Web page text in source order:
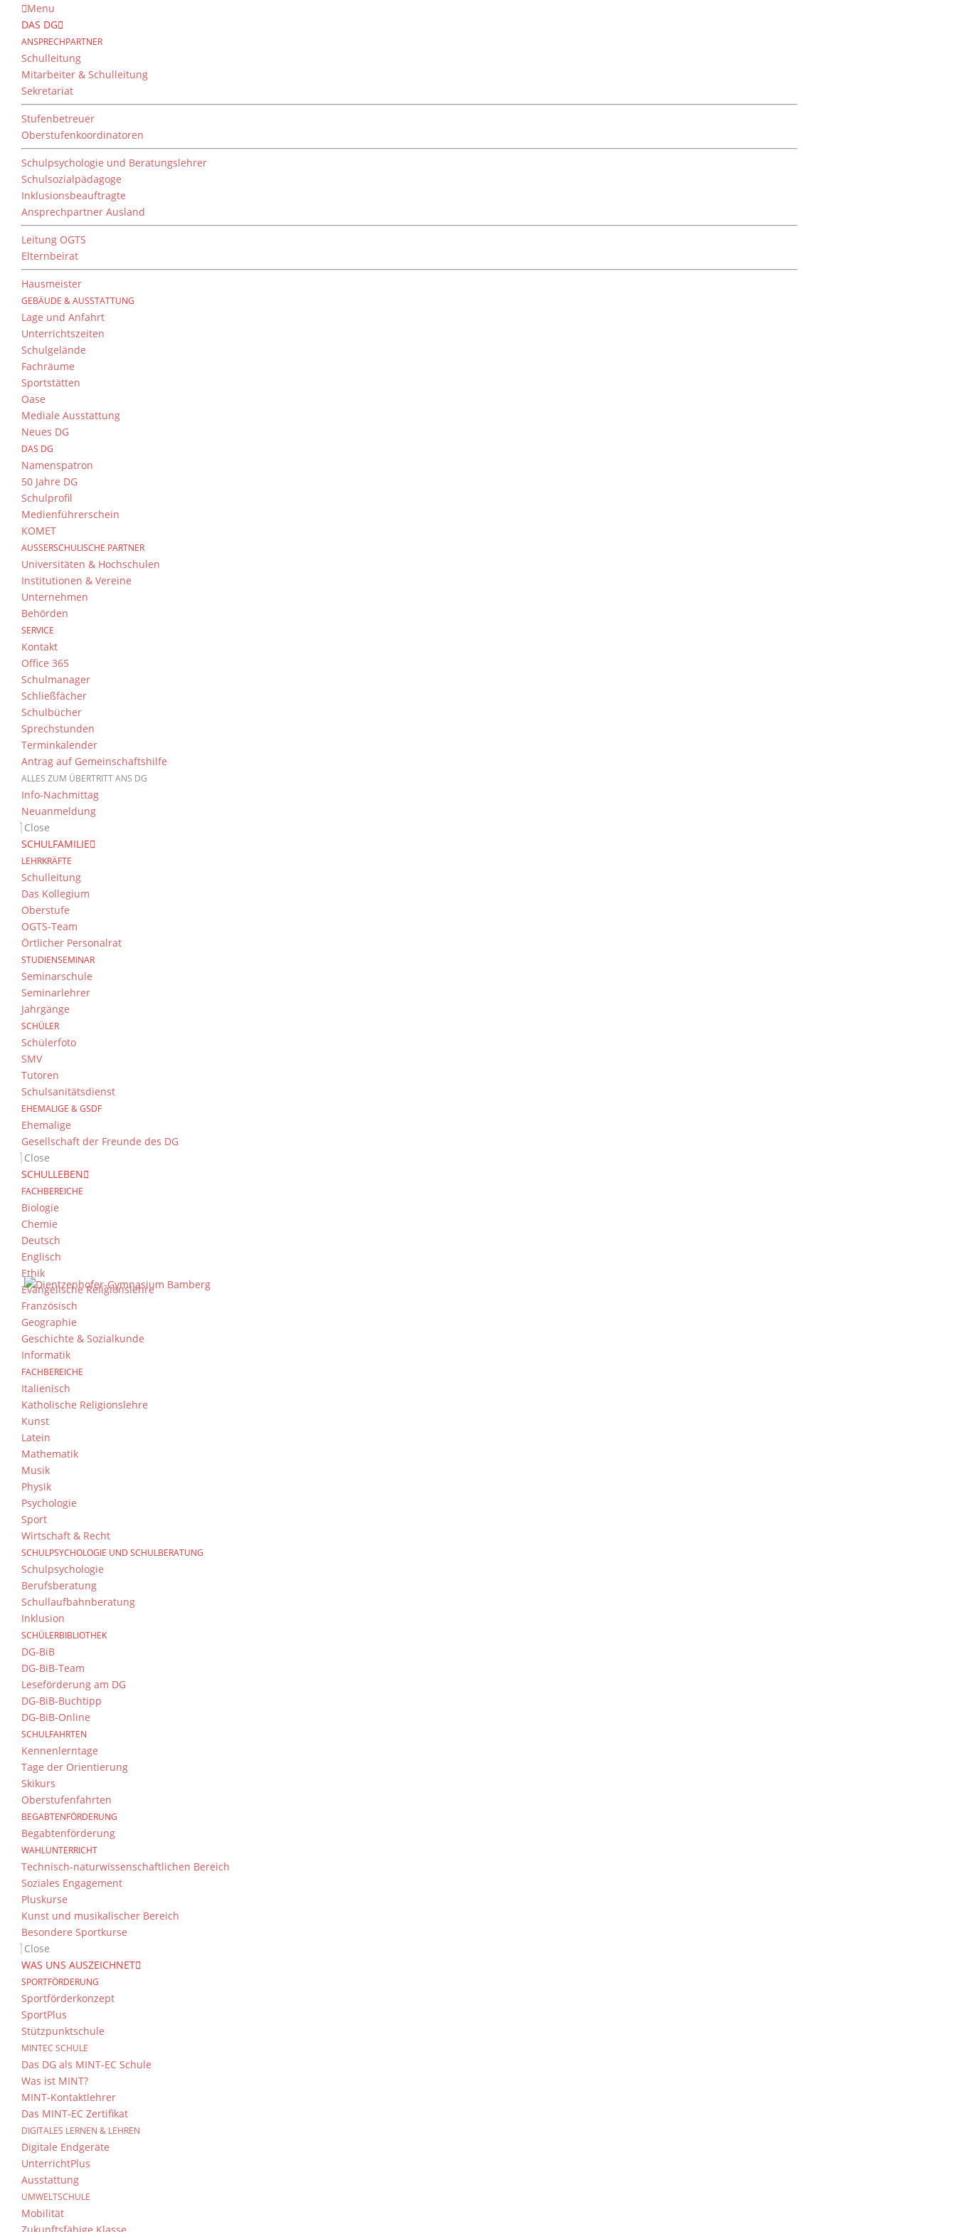
Menu
DAS DG
ANSPRECHPARTNER
Schulleitung
Mitarbeiter & Schulleitung
Sekretariat
Stufenbetreuer
Oberstufenkoordinatoren
Schulpsychologie und Beratungslehrer
Schulsozialpädagoge
Inklusionsbeauftragte
Ansprechpartner Ausland
Leitung OGTS
Elternbeirat
Hausmeister
GEBÄUDE & AUSSTATTUNG
Lage und Anfahrt
Unterrichtszeiten
Schulgelände
Fachräume
Sportstätten
Oase
Mediale Ausstattung
Neues DG
DAS DG
Namenspatron
50 Jahre DG
Schulprofil
Medienführerschein
KOMET
AUSSERSCHULISCHE PARTNER
Universitäten & Hochschulen
Institutionen & Vereine
Unternehmen
Behörden
SERVICE
Kontakt
Office 365
Schulmanager
Schließfächer
Schulbücher
Sprechstunden
Terminkalender
Antrag auf Gemeinschaftshilfe
ALLES ZUM ÜBERTRITT ANS DG
Info-Nachmittag
Neuanmeldung
Close
SCHULFAMILIE
LEHRKRÄFTE
Schulleitung
Das Kollegium
Oberstufe
OGTS-Team
Örtlicher Personalrat
STUDIENSEMINAR
Seminarschule
Seminarlehrer
Jahrgänge
SCHÜLER
Schülerfoto
SMV
Tutoren
Schulsanitätsdienst
EHEMALIGE & GSDF
Ehemalige
Gesellschaft der Freunde des DG
Close
SCHULLEBEN
FACHBEREICHE
Biologie
Chemie
Deutsch
Englisch
Ethik
Evangelische Religionslehre
Französisch
Geographie
Geschichte & Sozialkunde
Informatik
FACHBEREICHE
Italienisch
Katholische Religionslehre
Kunst
Latein
Mathematik
Musik
Physik
Psychologie
Sport
Wirtschaft & Recht
SCHULPSYCHOLOGIE UND SCHULBERATUNG
Schulpsychologie
Berufsberatung
Schullaufbahnberatung
Inklusion
SCHÜLERBIBLIOTHEK
DG-BiB
DG-BiB-Team
Leseförderung am DG
DG-BiB-Buchtipp
DG-BiB-Online
SCHULFAHRTEN
Kennenlerntage
Tage der Orientierung
Skikurs
Oberstufenfahrten
BEGABTENFÖRDERUNG
Begabtenförderung
WAHLUNTERRICHT
Technisch-naturwissenschaftlichen Bereich
Soziales Engagement
Pluskurse
Kunst und musikalischer Bereich
Besondere Sportkurse
Close
WAS UNS AUSZEICHNET
SPORTFÖRDERUNG
Sportförderkonzept
SportPlus
Stützpunktschule
MINTEC SCHULE
Das DG als MINT-EC Schule
Was ist MINT?
MINT-Kontaktlehrer
Das MINT-EC Zertifikat
DIGITALES LERNEN & LEHREN
Digitale Endgeräte
UnterrichtPlus
Ausstattung
UMWELTSCHULE
Mobilität